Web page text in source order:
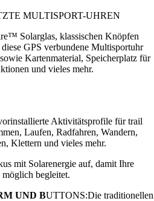
MULTISPORT-UHREN
Solarglas, klassischen Knöpfen
GPS verbundene Multisportuhr
Kartenmaterial, Speicherplatz für
und vieles mehr.
Aktivitätsprofile für trail
Laufen, Radfahren, Wandern,
Klettern und vieles mehr.
mit Solarenergie auf, damit Ihre
begleitet.
UND BUTTONS:Die traditionellen